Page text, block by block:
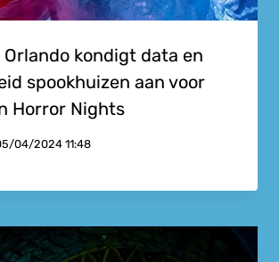
kondigt data en
spookhuizen aan voor
Horror Nights
04/2024 11:48